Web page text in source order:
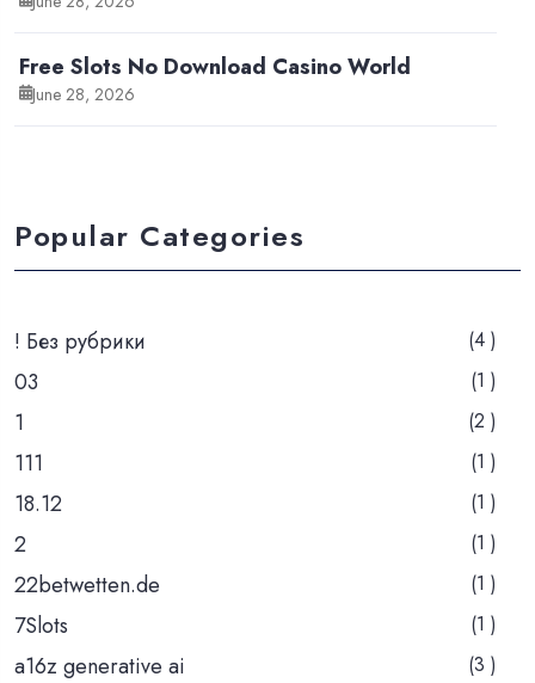
Free Slots No Download Casino World
June 28, 2026
Popular Categories
! Без рубрики (4 )
03 (1 )
1 (2 )
111 (1 )
18.12 (1 )
2 (1 )
22betwetten.de (1 )
7Slots (1 )
a16z generative ai (3 )